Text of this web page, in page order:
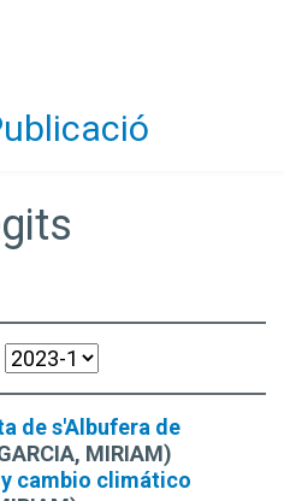
de s'Albufera de
MIRIAM)
cambio climático